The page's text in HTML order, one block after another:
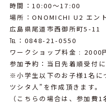
時間：10:00～17:00
場所：ONOMICHI U2 エン
広島県尾道市西御所町5-11
℡：0848-21-0550
ワークショップ料金 : 2000
参加予約：当日先着順受付に
※小学生以下のお子様1名に
ツシタ人”を作成頂きます。
（こちらの場合は、参加費1